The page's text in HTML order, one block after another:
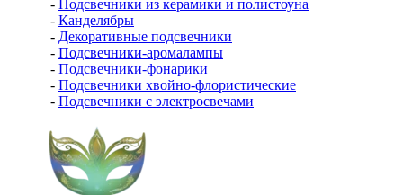
- Подсвечники из керамики и полистоуна
- Канделябры
- Декоративные подсвечники
- Подсвечники-аромалампы
- Подсвечники-фонарики
- Подсвечники хвойно-флористические
- Подсвечники с электросвечами